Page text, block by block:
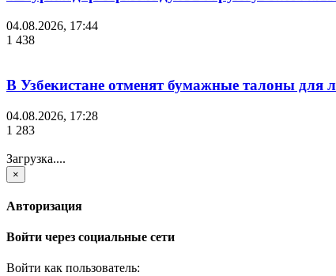
04.08.2026, 17:44
1 438
В Узбекистане отменят бумажные талоны для
04.08.2026, 17:28
1 283
Загрузка....
×
Авторизация
Войти через социальные сети
Войти как пользователь: